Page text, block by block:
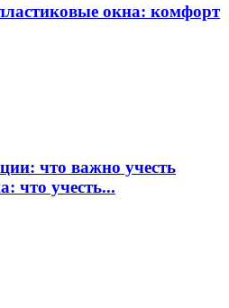
окна: комфорт
что важно учесть
что учесть...